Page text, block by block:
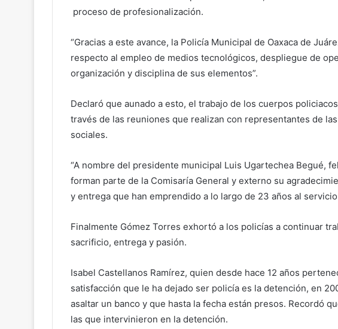
proceso de profesionalización.
“Gracias a este avance, la Policía Municipal de Oaxaca de
respecto al empleo de medios tecnológicos, despliegue de
organización y disciplina de sus elementos”.
Declaró que aunado a esto, el trabajo de los cuerpos
través de las reuniones que realizan con representantes de
sociales.
“A nombre del presidente municipal Luis Ugartechea Begué,
forman parte de la Comisaría General y externo su
y entrega que han emprendido a lo largo de 23 años al servicio
Finalmente Gómez Torres exhortó a los policías a continuar
sacrificio, entrega y pasión.
Isabel Castellanos Ramírez, quien desde hace 12 años
satisfacción que le ha dejado ser policía es la detención, en
asaltar un banco y que hasta la fecha están presos. Recordó
las que intervinieron en la detención.